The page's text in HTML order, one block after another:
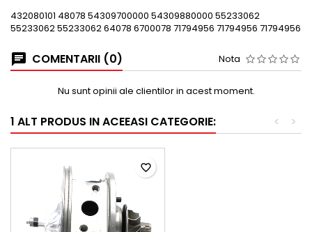
432080101 48078 54309700000 54309880000 55233062
55233062 55233062 64078 6700078 71794956 71794956 71794956
COMENTARII (0) Nota
Nu sunt opinii ale clientilor in acest moment.
1 ALT PRODUS IN ACEEASI CATEGORIE: >
<
favorite_border